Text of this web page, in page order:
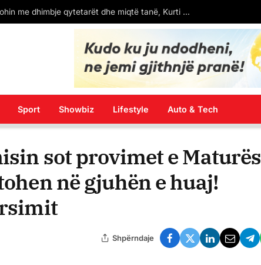
që lanë protestuesit në Bulevard (FOTO)
Sport Showbiz Lifestyle Auto & Tech
sot provimet e Maturës
në gjuhën e huaj!
Shpërndaje